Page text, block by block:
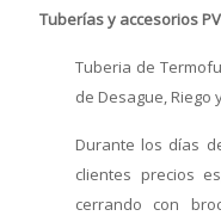
Tuberías y accesorios
Tuberia de
de Desague, Riego
Durante los días
clientes precios
cerrando con